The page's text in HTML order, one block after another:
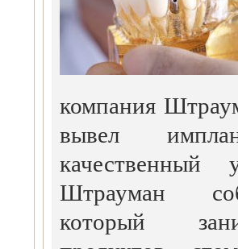
компания
вывел
Штрауман
который